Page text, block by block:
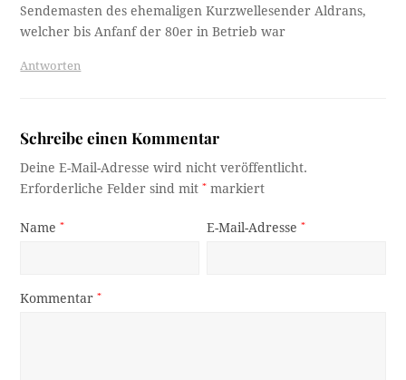
Sendemasten des ehemaligen Kurzwellesender Aldrans,
welcher bis Anfanf der 80er in Betrieb war
Antworten
Schreibe einen Kommentar
Deine E-Mail-Adresse wird nicht veröffentlicht.
Erforderliche Felder sind mit* markiert
Name* E-Mail-Adresse*
Kommentar*